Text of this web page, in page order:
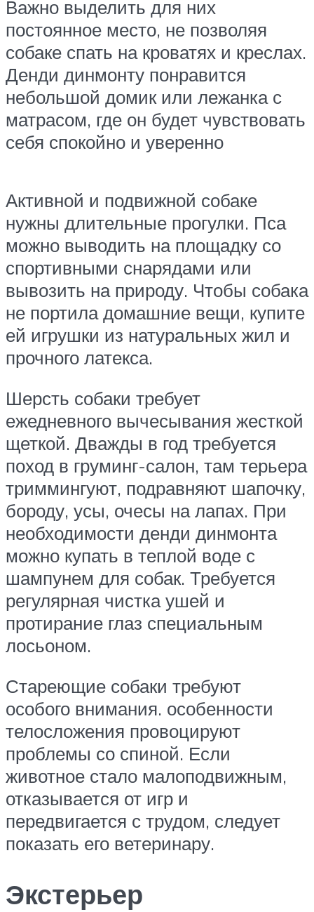
Важно выделить для них
постоянное место, не позволяя
собаке спать на кроватях и креслах.
Денди динмонту понравится
небольшой домик или лежанка с
матрасом, где он будет чувствовать
себя спокойно и уверенно
Активной и подвижной собаке
нужны длительные прогулки. Пса
можно выводить на площадку со
спортивными снарядами или
вывозить на природу. Чтобы собака
не портила домашние вещи, купите
ей игрушки из натуральных жил и
прочного латекса.
Шерсть собаки требует
ежедневного вычесывания жесткой
щеткой. Дважды в год требуется
поход в груминг-салон, там терьера
триммингуют, подравняют шапочку,
бороду, усы, очесы на лапах. При
необходимости денди динмонта
можно купать в теплой воде с
шампунем для собак. Требуется
регулярная чистка ушей и
протирание глаз специальным
лосьоном.
Стареющие собаки требуют
особого внимания. особенности
телосложения провоцируют
проблемы со спиной. Если
животное стало малоподвижным,
отказывается от игр и
передвигается с трудом, следует
показать его ветеринару.
Экстерьер